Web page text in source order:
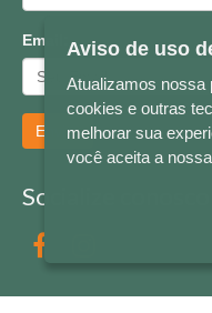
Email:
Enviar
Socialize conosco
Aviso de uso
Atualizamos nossa
cookies e outras
melhorar sua
você aceita a